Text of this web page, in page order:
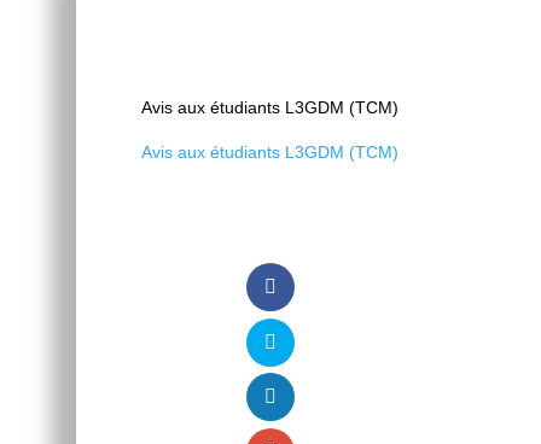
Avis aux étudiants L3GDM (TCM)
Avis aux étudiants L3GDM (TCM)